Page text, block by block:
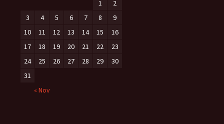
« Nov
1
2
3
4 5 6 7 8
9
10
11 12 13 14 15
16
17
18 19 20 21 22
23
24
25 26 27 28 29
30
31